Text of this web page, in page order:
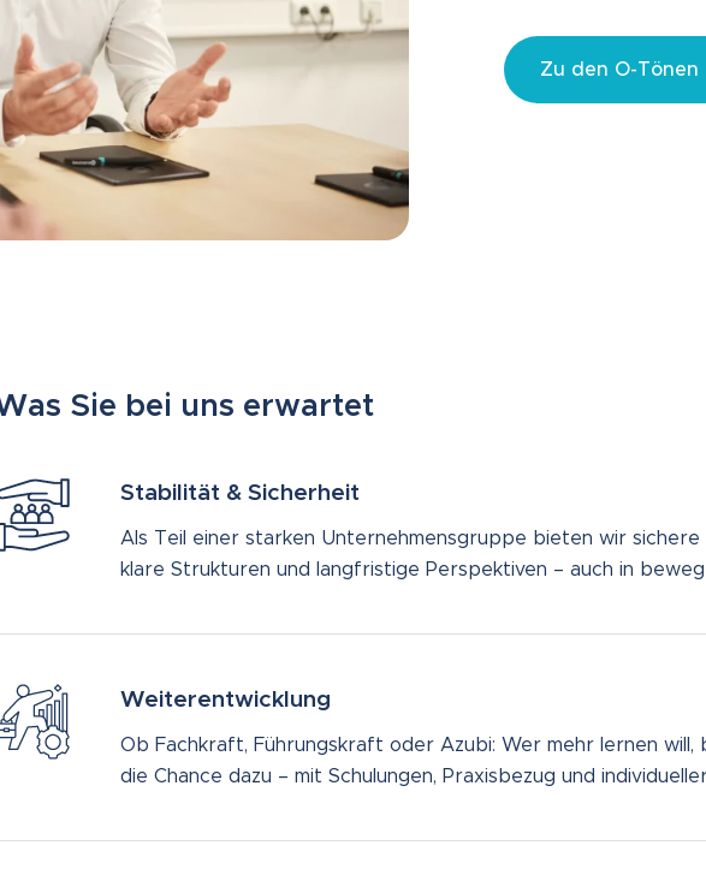
Zu den O-Tönen
Sie bei uns erwartet
Stabilität & Sicherheit
Als Teil einer starken Unternehmensgruppe bieten wir
klare Strukturen und langfristige Perspektiven – auch in
Weiterentwicklung
Ob Fachkraft, Führungskraft oder Azubi: Wer mehr lernen will,
die Chance dazu – mit Schulungen, Praxisbezug und